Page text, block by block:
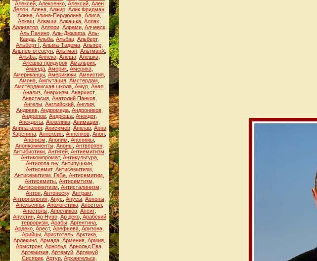
Алексей Алексенко Алексий Ален
Делон Алена Алжир Алик Фридман
Алина Алина-Пердюлина Алиса
Алкаш Алкаши Алкашка Аллах
Аллигатор, Аллори, Алрами, Алчевск,
Аль Пачино, Аль-Джазира, Аль-
Каида Альба Альбац Альберт,
Альберт I Альма-Тадема Альпер
Альпер-отсосун Альтман АльтманХ
Альфа Аляска Алёша Алёшка
Алёшка-придурок, Амальрик,
Аманда Америк Америка
Американцы Америкюки Амнистия
Амона Ампутация Амстердам
Амстердамская школа, Амур, Анал,
Анализ Анархизм Анархист,
Анастасия, Анатолий Панков,
Ангелы, Английский, Англия,
Андреев, Андромеда, Андроников,
Андропов Андрюша Анекдот,
Анекдоты Анжелика Анимация
Анинаталия Анисимов Анклав Анна
Каренина Аннексия Анненков Анон
Анонизм Аноним Анонимы,
Анонкомменты, Аноны, Антверпен,
Антибиотики, Антигей, Антиемитизм
Антикомпромат, Антикультура,
Антилопа гну, Антипушкин,
Антисемит, Антисемитизм
Антисемитизм. ГеБе Антисемитим
Антисемиты Антисемтизм
Антисенмитизм Антисталинизм
Антон Антонеску, Антракт,
Антропология Анус Анусы Аононы
Апельсины, Апологетика, Апостол,
Апостолы Апреликов Апсит,
Апухтин, Ар Нуво, Ар деко, Арабский
терроризм Арабы Аргентина
Ардеко Арест, Арефьева Аризона
Арийцы, Аристотель, Арктика,
Арлекино Армада Армения Армия
Армстронг, Арнольд Арнольд Ева
Артемизия, Артемуй, Артемуй
Сисярик Артур Архангельск